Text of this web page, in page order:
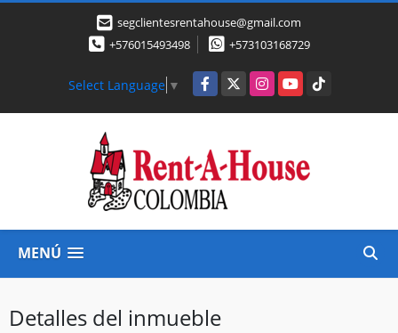
segclientesrentahouse@gmail.com
+576015493498
+573103168729
Select Language ▼ Facebook
X InstagramYouTubeTikTok
MENÚ
Detalles del inmueble